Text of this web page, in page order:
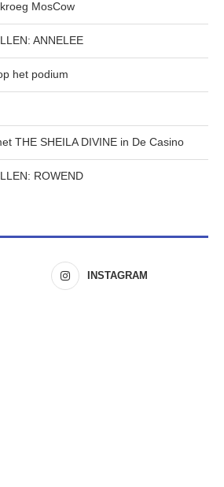
MosCow
ANNELEE
het podium
THE SHEILA DIVINE in De Casino
ROWEND
INSTAGRAM